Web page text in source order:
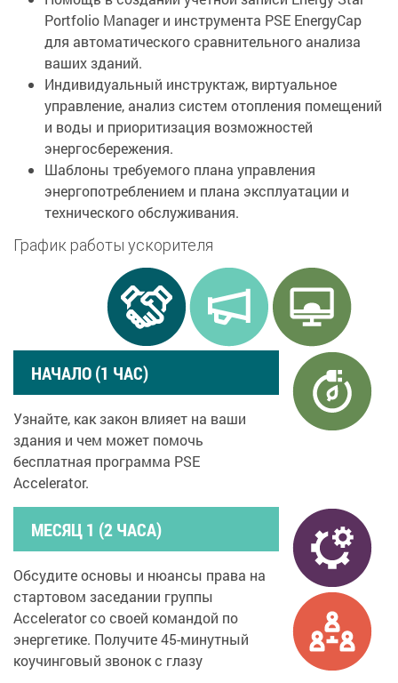
Portfolio Manager и инструмента PSE EnergyCap
для автоматического сравнительного анализа
ваших зданий.
Индивидуальный инструктаж, виртуальное
управление, анализ систем отопления помещений
и воды и приоритизация возможностей
энергосбережения.
Шаблоны требуемого плана управления
энергопотреблением и плана эксплуатации и
технического обслуживания.
График работы ускорителя
НАЧАЛО (1 ЧАС)
Узнайте, как закон влияет на ваши
здания и чем может помочь
бесплатная программа PSE
Accelerator.
МЕСЯЦ 1 (2 ЧАСА)
Обсудите основы и нюансы права на
стартовом заседании группы
Accelerator со своей командой по
энергетике. Получите 45-минутный
коучинговый звонок с глазу